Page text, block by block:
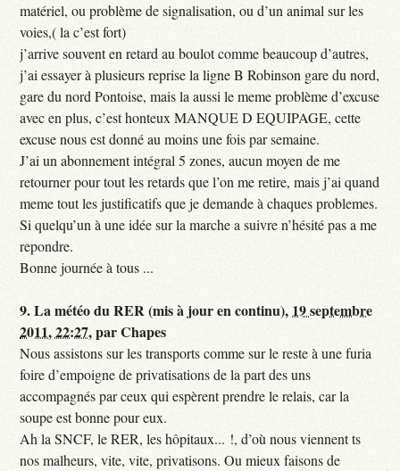
matériel, ou problème de signalisation, ou d’un animal sur les
voies,( la c’est fort)
j’arrive souvent en retard au boulot comme beaucoup d’autres,
j’ai essayer à plusieurs reprise la ligne B Robinson gare du nord,
gare du nord Pontoise, mais la aussi le meme problème d’excuse
avec en plus, c’est honteux MANQUE D EQUIPAGE, cette
excuse nous est donné au moins une fois par semaine.
J’ai un abonnement intégral 5 zones, aucun moyen de me
retourner pour tout les retards que l’on me retire, mais j’ai quand
meme tout les justificatifs que je demande à chaques problemes.
Si quelqu’un à une idée sur la marche a suivre n’hésité pas a me
repondre.
Bonne journée à tous ...
9.La météo du RER (mis à jour en continu), 19 septembre
2011, 22:27,parChapes
Nous assistons sur les transports comme sur le reste à une furia
foire d’empoigne de privatisations de la part des uns
accompagnés par ceux qui espèrent prendre le relais, car la
soupe est bonne pour eux.
Ah la SNCF, le RER, les hôpitaux... !, d’où nous viennent ts
nos malheurs, vite, vite, privatisons. Ou mieux faisons de